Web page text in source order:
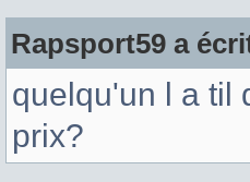
Rapsport59 a
quelqu'un l a til
prix?